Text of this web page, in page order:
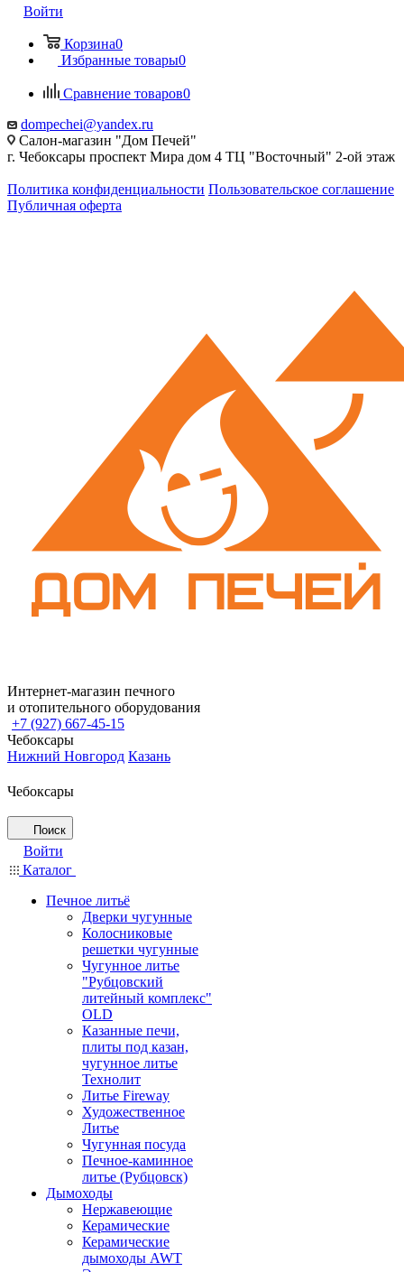
Войти
Корзина0
Избранные товары0
Сравнение товаров0
dompechei@yandex.ru
Салон-магазин "Дом Печей"
г. Чебоксары проспект Мира дом 4 ТЦ "Восточный" 2-ой этаж
Политика конфиденциальности Пользовательское соглашение
Публичная оферта
Интернет-магазин печного
и отопительного оборудования
+7 (927) 667-45-15
Чебоксары
Нижний Новгород Казань
Чебоксары
Поиск
Войти
Каталог
Печное литьё
Дверки чугунные
Колосниковые
решетки чугунные
Чугунное литье
"Рубцовский
литейный комплекс"
OLD
Казанные печи,
плиты под казан,
чугунное литье
Технолит
Литье Fireway
Художественное
Литье
Чугунная посуда
Печное-каминное
литье (Рубцовск)
Дымоходы
Нержавеющие
Керамические
Керамические
дымоходы AWT